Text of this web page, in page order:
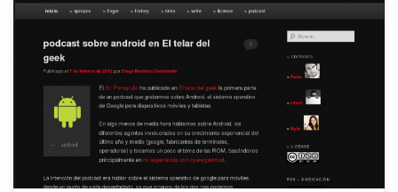
Es muy posible que hayais visto algunos cambios en el
blog, a lo largo del día de hoy. Es que, cuando nos
ponemos, nos ponemos :D. Los líos empezaron el viernes
pasado, justo en el momento en que me quedé sin
conexión a internet, Dabo comentó que fallaba la
sindicación […]